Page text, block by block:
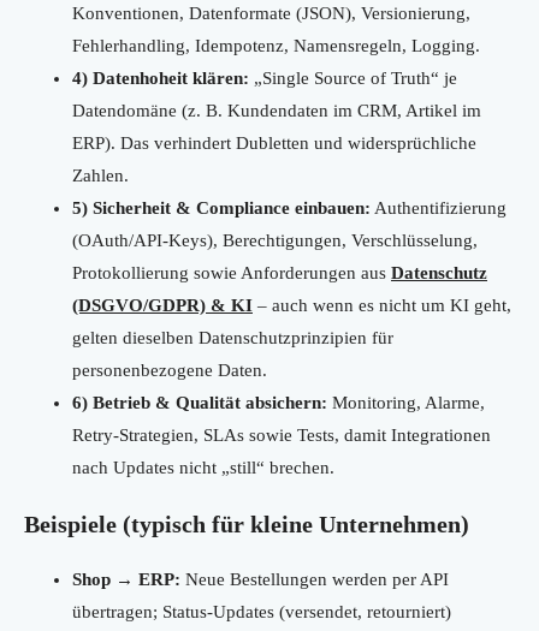
Konventionen, Datenformate (JSON), Versionierung,
Fehlerhandling, Idempotenz, Namensregeln, Logging.
4) Datenhoheit klären: „Single Source of Truth“ je
Datendomäne (z. B. Kundendaten im CRM, Artikel im
ERP). Das verhindert Dubletten und widersprüchliche
Zahlen.
5) Sicherheit & Compliance einbauen: Authentifizierung
(OAuth/API-Keys), Berechtigungen, Verschlüsselung,
Protokollierung sowie Anforderungen aus Datenschutz
(DSGVO/GDPR) & KI – auch wenn es nicht um KI geht,
gelten dieselben Datenschutzprinzipien für
personenbezogene Daten.
6) Betrieb & Qualität absichern: Monitoring, Alarme,
Retry-Strategien, SLAs sowie Tests, damit Integrationen
nach Updates nicht „still“ brechen.
Beispiele (typisch für kleine Unternehmen)
Shop → ERP: Neue Bestellungen werden per API
übertragen; Status-Updates (versendet, retourniert)